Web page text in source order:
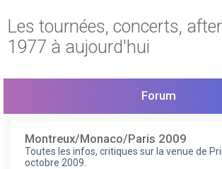
Les tournées, concerts,
1977 à aujourd'hui
Forum
Montreux/Monaco/Paris 2009
Toutes les infos, critiques sur la venue de
octobre 2009.